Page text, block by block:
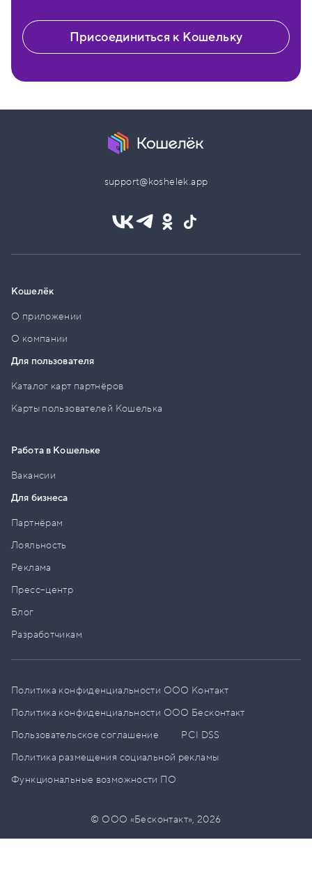
Присоединиться к Кошельку
support@koshelek.app
Кошелёк
О приложении
О компании
Для пользователя
Каталог карт партнёров
Карты пользователей Кошелька
Работа в Кошельке
Вакансии
Для бизнеса
Партнёрам
Лояльность
Реклама
Пресс–центр
Блог
Разработчикам
Политика конфиденциальности ООО Контакт
Политика конфиденциальности ООО Бесконтакт
Пользовательское соглашение
PCI DSS
Политика размещения социальной рекламы
Функциональные возможности ПО
© ООО «Бесконтакт»,2026